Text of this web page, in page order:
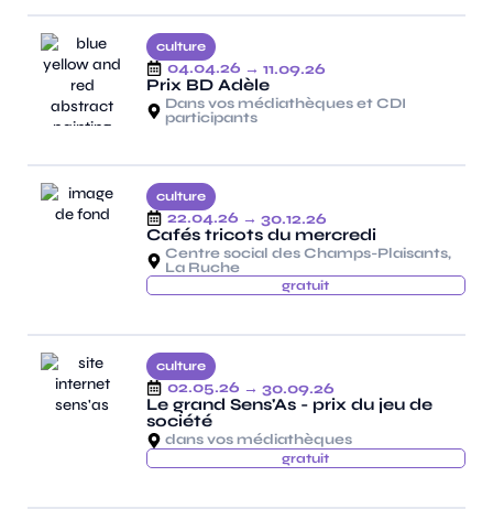
culture
04.04.26 → 11.09.26
Prix BD Adèle
Dans vos médiathèques et CDI
participants
culture
22.04.26 → 30.12.26
Cafés tricots du mercredi
Centre social des Champs-Plaisants,
La Ruche
gratuit
culture
02.05.26 → 30.09.26
Le grand Sens'As - prix du jeu de
société
dans vos médiathèques
gratuit